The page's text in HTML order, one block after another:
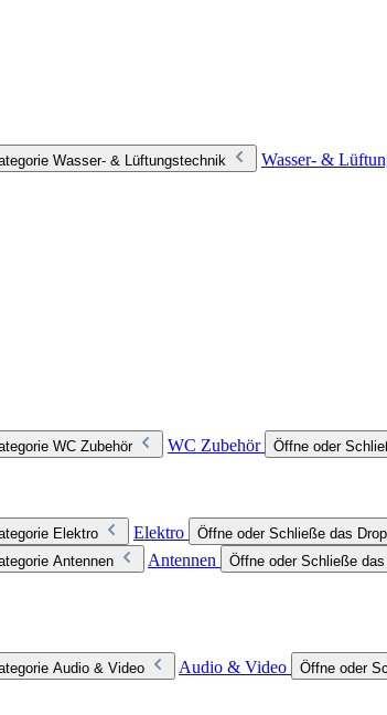
Wasser- & Lüftungstechnik Wasser- &
WC Zubehör WC Zubehör Öffne oder
Elektro Elektro
Öffne oder Schließe das
Antennen
Antennen Öffne oder Schließe
Audio & Video Audio & Video Öffne oder